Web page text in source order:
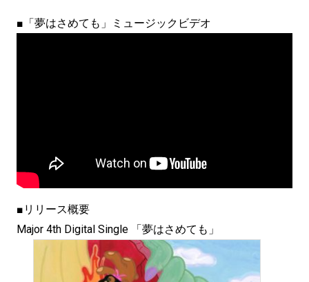
■「夢はさめても」ミュージックビデオ
■リリース概要
Major 4th Digital Single 「夢はさめても」